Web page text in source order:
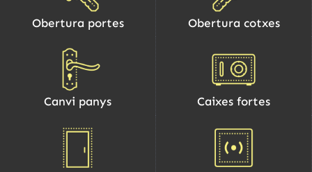
Obertura portes Obertura cotxes
Canvi panys Caixes fortes